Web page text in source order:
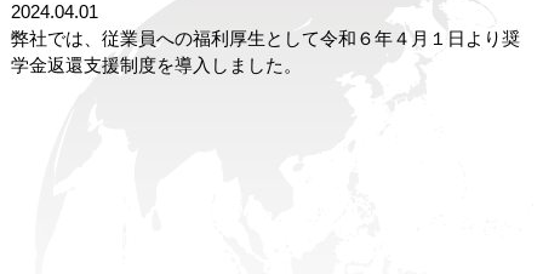
2024.04.01
弊社では、従業員への福利厚生として令和６年４月１日より奨
学金返還支援制度を導入しました。